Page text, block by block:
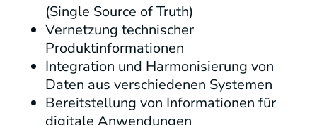
(Single Source of Truth)
Vernetzung technischer
Produktinformationen
Integration und Harmonisierung von
Daten aus verschiedenen Systemen
Bereitstellung von Informationen für